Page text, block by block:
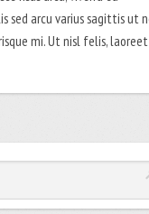
sed arcu varius sagittis ut
mi. Ut nisl felis, laoreet